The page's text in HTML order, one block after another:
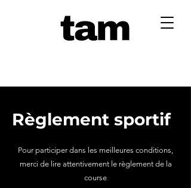
Règlement sportif
Pour participer dans les meilleures conditions,
merci de lire attentivement le règlement de la
course